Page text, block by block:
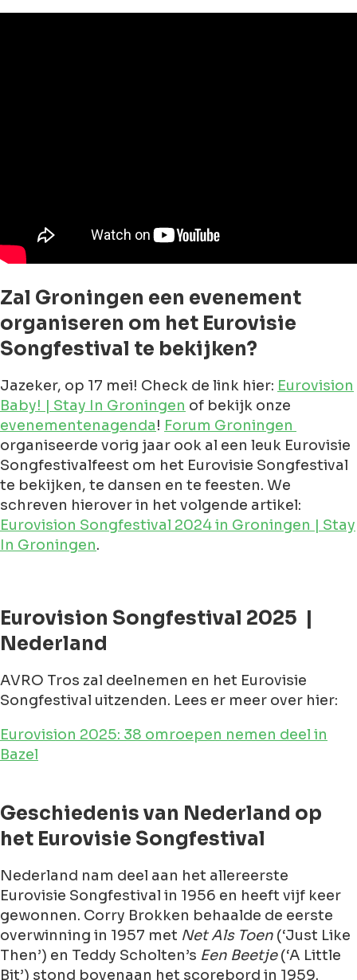
Zal Groningen een evenement
organiseren om het Eurovisie
Songfestival te bekijken?
Jazeker, op 17 mei! Check de link hier: Eurovision
Baby! | Stay In Groningen of bekijk onze
evenementenagenda! Forum Groningen
organiseerde vorig jaar ook al een leuk Eurovisie
Songfestivalfeest om het Eurovisie Songfestival
te bekijken, te dansen en te feesten. We
schreven hierover in het volgende artikel:
Eurovision Songfestival 2024 in Groningen | Stay
In Groningen.
Eurovision Songfestival 2025 |
Nederland
AVRO Tros zal deelnemen en het Eurovisie
Songfestival uitzenden. Lees er meer over hier:
Eurovision 2025: 38 omroepen nemen deel in
Bazel
Geschiedenis van Nederland op
het Eurovisie Songfestival
Nederland nam deel aan het allereerste
Eurovisie Songfestival in 1956 en heeft vijf keer
gewonnen. Corry Brokken behaalde de eerste
overwinning in 1957 met Net Als Toen (‘Just Like
Then’) en Teddy Scholten’s Een Beetje(‘A Little
Bit’) stond bovenaan het scorebord in 1959.